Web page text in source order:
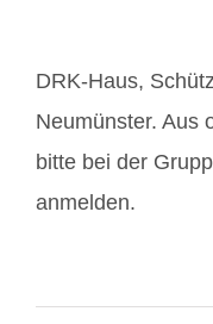
DRK-Haus,
Neumünster. Aus
bitte bei der
anmelden.